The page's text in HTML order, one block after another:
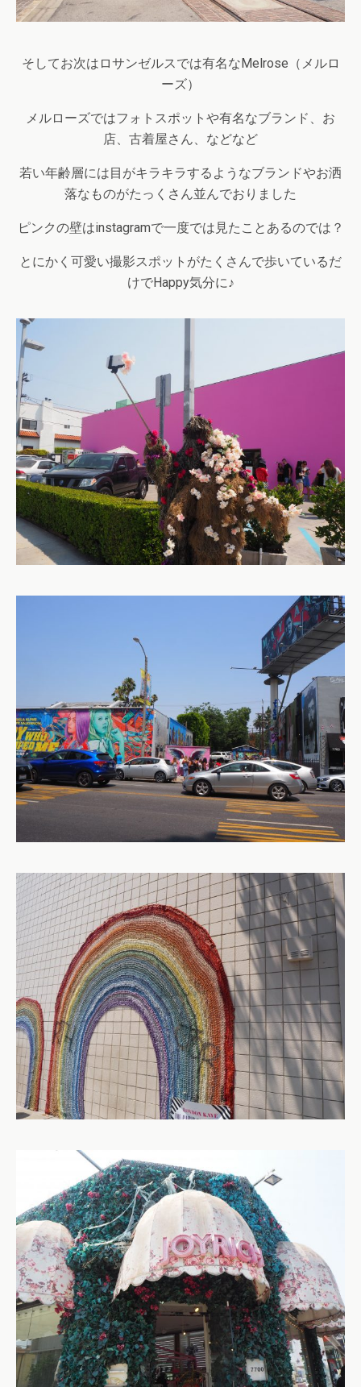
そしてお次はロサンゼルスでは有名なMelrose（メルロ
ーズ）
メルローズではフォトスポットや有名なブランド、お
店、古着屋さん、などなど
若い年齢層には目がキラキラするようなブランドやお洒
落なものがたっくさん並んでおりました
ピンクの壁はinstagramで一度では見たことあるのでは？
とにかく可愛い撮影スポットがたくさんで歩いているだ
けでHappy気分に♪